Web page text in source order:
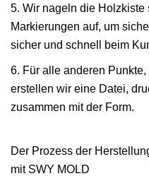
5. Wir nageln die
Markierungen auf, um
sicher und schnell beim
6. Für alle anderen
erstellen wir eine Datei,
zusammen mit der Form.
Der Prozess der
mit SWY MOLD